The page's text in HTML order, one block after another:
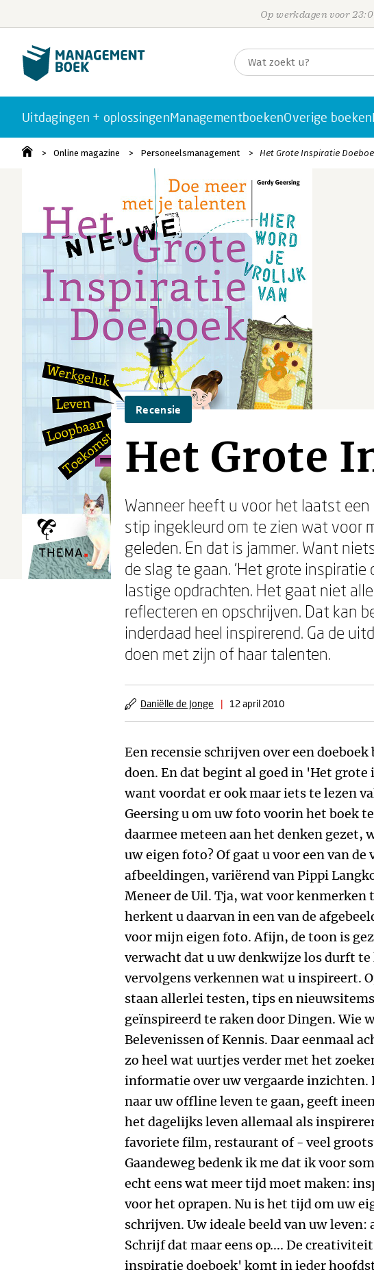
Op werkdagen voor
Uitdagingen + oplossingenManagementboekenOverige boeken
Online magazine Personeelsmanagement Het Grote Inspiratie
Recensie
Het Grote
Wanneer heeft u voor het laatst
stip ingekleurd om te zien wat voor
geleden. En dat is jammer. Want
de slag te gaan. 'Het grote inspiratie
lastige opdrachten. Het gaat niet
reflecteren en opschrijven. Dat kan
inderdaad heel inspirerend. Ga de
doen met zijn of haar talenten.
Daniëlle de Jonge | 12 april 2010
Een recensie schrijven over een
doen. En dat begint al goed in 'Het
want voordat er ook maar iets te lezen
Geersing u om uw foto voorin het boek
daarmee meteen aan het denken gezet,
uw eigen foto? Of gaat u voor een van de
afbeeldingen, variërend van Pippi
Meneer de Uil. Tja, wat voor kenmerken
herkent u daarvan in een van de
voor mijn eigen foto. Afijn, de toon is
verwacht dat u uw denkwijze los durft te
vervolgens verkennen wat u inspireert.
staan allerlei testen, tips en
geïnspireerd te raken door Dingen. Wie
Belevenissen of Kennis. Daar eenmaal
zo heel wat uurtjes verder met het
informatie over uw vergaarde inzichten.
naar uw offline leven te gaan, geeft
het dagelijks leven allemaal als
favoriete film, restaurant of - veel
Gaandeweg bedenk ik me dat ik voor
echt eens wat meer tijd moet maken:
voor het oprapen. Nu is het tijd om uw
schrijven. Uw ideale beeld van uw leven:
Schrijf dat maar eens op.... De
inspiratie doeboek' komt in ieder